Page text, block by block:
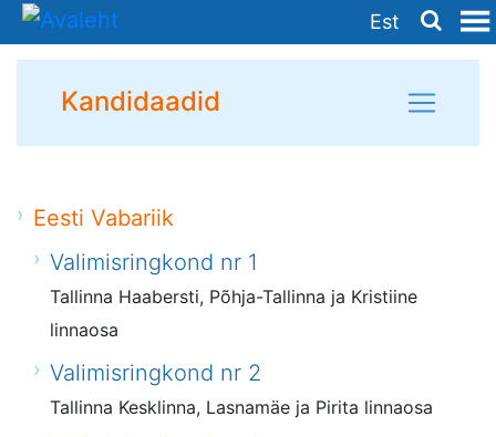
Est
Kandidaadid
Eesti Vabariik
Valimisringkond nr 1
Tallinna Haabersti, Põhja-Tallinna ja Kristiine
linnaosa
Valimisringkond nr 2
Tallinna Kesklinna, Lasnamäe ja Pirita linnaosa